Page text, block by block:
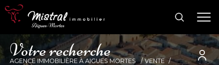
Votrerecherche
AGENCE IMMOBILIÈRE À AIGUES MORTES
VENTE